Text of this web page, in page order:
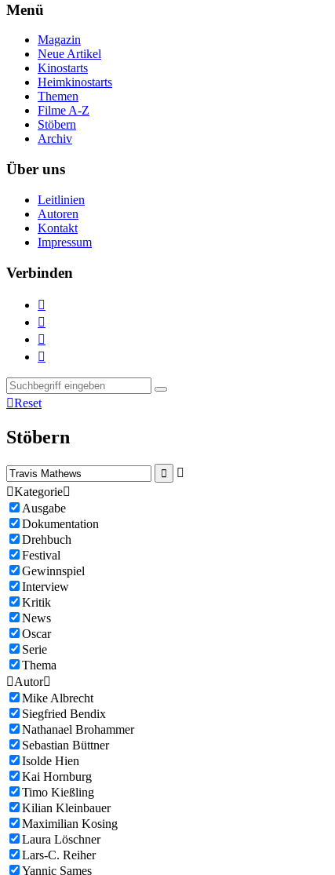
Menü
Magazin
Neue Artikel
Kinostarts
Heimkinostarts
Themen
Filme A-Z
Stöbern
Archiv
Über uns
Leitlinien
Autoren
Kontakt
Impressum
Verbinden




Reset
Stöbern


Kategorie
Ausgabe
Dokumentation
Drehbuch
Festival
Gewinnspiel
Interview
Kritik
News
Oscar
Serie
Thema
Autor
Mike Albrecht
Siegfried Bendix
Nathanael Brohammer
Sebastian Büttner
Isolde Hien
Kai Hornburg
Timo Kießling
Kilian Kleinbauer
Maximilian Kosing
Laura Löschner
Lars-C. Reiher
Yannic Sames